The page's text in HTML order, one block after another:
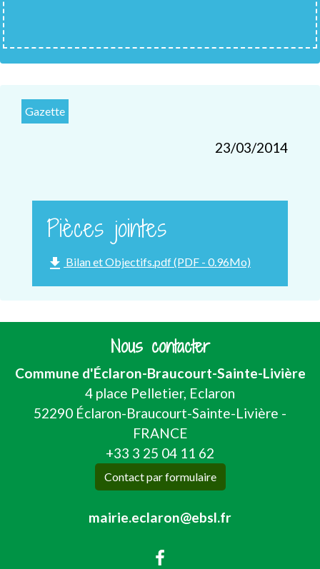
Gazette
23/03/2014
Pièces jointes
file_download Bilan et Objectifs.pdf (PDF - 0.96Mo)
Nous contacter
Commune d'Éclaron-Braucourt-Sainte-Livière
4 place Pelletier, Eclaron
52290 Éclaron-Braucourt-Sainte-Livière -
FRANCE
+33 3 25 04 11 62
Contact par formulaire
mairie.eclaron@ebsl.fr